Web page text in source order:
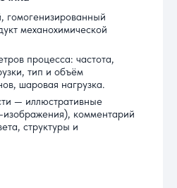
гомогенизированный
механохимической
процесса: частота,
тип и объём
шаровая нагрузка.
— иллюстративные
комментарий
структуры и